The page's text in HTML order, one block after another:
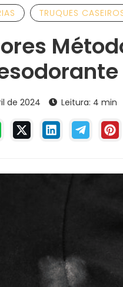
TRUQUES
de 2024 Leitura: 4 min